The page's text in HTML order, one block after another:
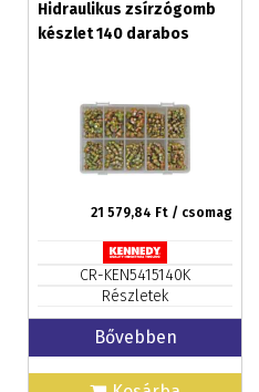
Hidraulikus zsírzógomb
készlet 140 darabos
21 579,84 Ft / csomag
CR-KEN5415140K
Részletek
Bővebben